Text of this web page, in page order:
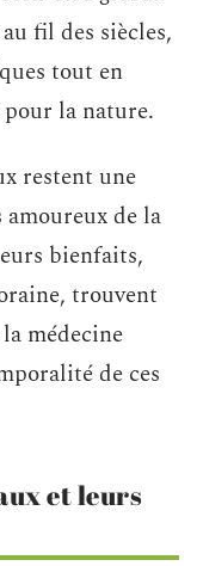
fil des siècles,
tout en
la nature.
restent une
de la
bienfaits,
trouvent
médecine
de ces
et leurs